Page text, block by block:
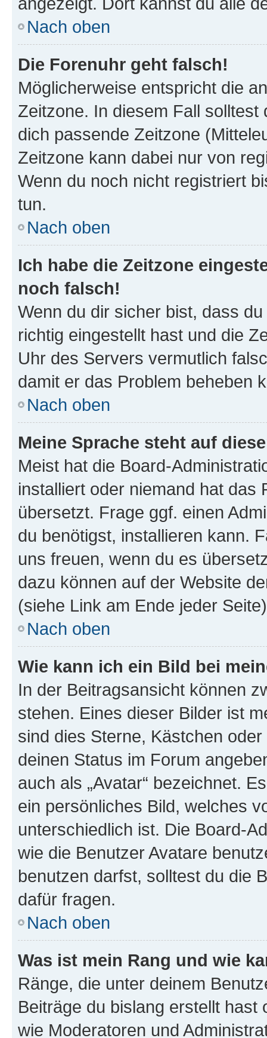
Nach oben
Die Forenuhr geht falsch!
Möglicherweise entspricht die
Zeitzone. In diesem Fall solltest
dich passende Zeitzone
Zeitzone kann dabei nur von
Wenn du noch nicht registriert
tun.
Nach oben
Ich habe die Zeitzone
noch falsch!
Wenn du dir sicher bist, dass
richtig eingestellt hast und die
Uhr des Servers vermutlich
damit er das Problem beheben
Nach oben
Meine Sprache steht auf
Meist hat die Board-
installiert oder niemand hat das
übersetzt. Frage ggf. einen
du benötigst, installieren kann.
uns freuen, wenn du es
dazu können auf der Website
(siehe Link am Ende jeder
Nach oben
Wie kann ich ein Bild bei
In der Beitragsansicht können
stehen. Eines dieser Bilder ist
sind dies Sterne, Kästchen
deinen Status im Forum
auch als „Avatar“ bezeichnet.
ein persönliches Bild, welches
unterschiedlich ist. Die Board-
wie die Benutzer Avatare
benutzen darfst, solltest du die
dafür fragen.
Nach oben
Was ist mein Rang und wie
Ränge, die unter deinem
Beiträge du bislang erstellt
wie Moderatoren und